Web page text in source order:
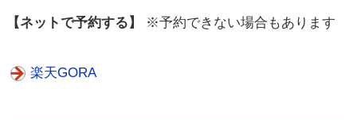
【ネットで予約する】 ※予約できない場合もあります
楽天GORA